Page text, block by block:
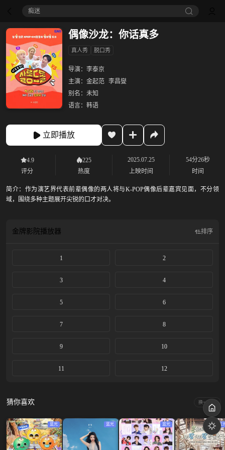
痴迷
偶像沙龙：你话真多
真人秀 脱口秀
导演： 李泰京
主演： 金起范 李昌燮
别名： 未知
语言： 韩语
立即播放
4.9
评分
225
热度
2025.07.25
上映时间
54分26秒
时间
简介： 作为演艺界代表前辈偶像的两人将与K-POP偶像后辈嘉宾见面，不分领
域，围绕多种主题展开尖锐的口才对决。
金牌影院播放器 排序
1 2
3 4
5 6
7 8
9 10
11 12
猜你喜欢 换一换
蓝光 蓝光 蓝光 蓝